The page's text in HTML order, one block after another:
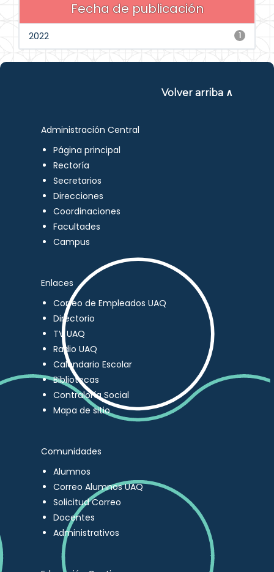
Fecha de publicación
1
2022
Volver arriba ∧
Administración Central
Página principal
Rectoría
Secretarios
Direcciones
Coordinaciones
Facultades
Campus
Enlaces
Correo de Empleados UAQ
Directorio
TV UAQ
Radio UAQ
Calendario Escolar
Bibliotecas
Contraloría Social
Mapa de sitio
Comunidades
Alumnos
Correo Alumnos UAQ
Solicitud Correo
Docentes
Administrativos